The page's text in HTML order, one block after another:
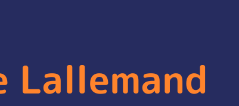
Lallemand